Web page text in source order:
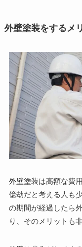
外壁塗装をするメ
外壁塗装は高額な費
億劫だと考える人も
の期間が経過したら
り、そのメリットも